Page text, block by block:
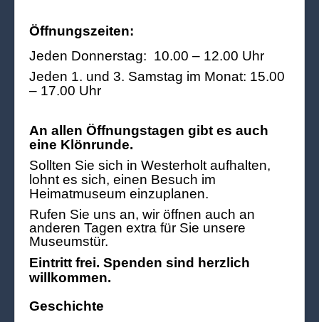
Öffnungszeiten:
Jeden Donnerstag: 10.00 – 12.00 Uhr
Jeden 1. und 3. Samstag im Monat: 15.00
– 17.00 Uhr
An allen Öffnungstagen gibt es auch
eine Klönrunde.
Sollten Sie sich in Westerholt aufhalten,
lohnt es sich, einen Besuch im
Heimatmuseum einzuplanen.
Rufen Sie uns an, wir öffnen auch an
anderen Tagen extra für Sie unsere
Museumstür.
Eintritt frei. Spenden sind herzlich
willkommen.
Geschichte